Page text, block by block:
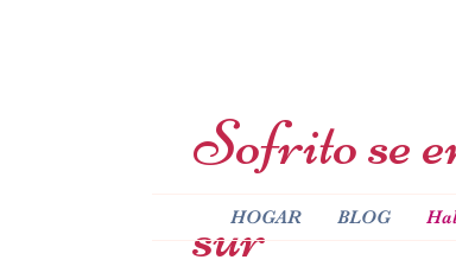
Sofrito se
surHOGAR BLOG